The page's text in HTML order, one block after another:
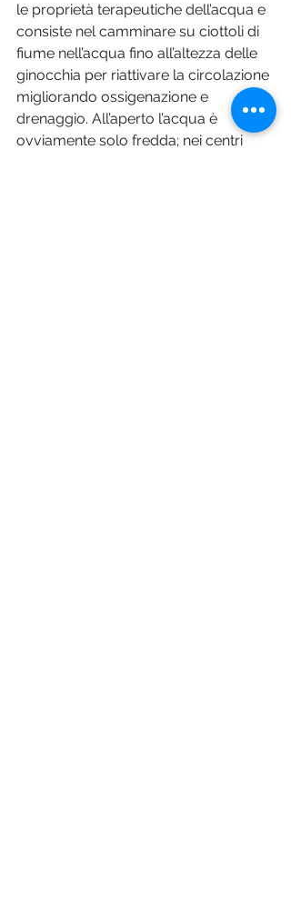
le proprietà terapeutiche dell’acqua e
consiste nel camminare su ciottoli di
fiume nell’acqua fino all’altezza delle
ginocchia per riattivare la circolazione
migliorando ossigenazione e
drenaggio. All’aperto l’acqua è
ovviamente solo fredda; nei centri